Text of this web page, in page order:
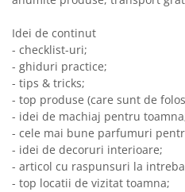
Idei de continut
- checklist-uri;
- ghiduri practice;
- tips & tricks;
- top produse (care sunt de
- idei de machiaj pentru
- cele mai bune parfumuri
- idei de decoruri interioare;
- articol cu raspunsuri la
- top locatii de vizitat toamna;